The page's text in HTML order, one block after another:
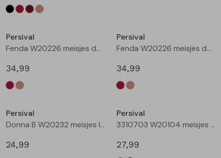
Persival
Fenda W20226 meisjes denim jack Wijnrood
34,99
Persival
Fenda W20226 meisjes denim jack Zand
34,99
Persival
Donna B W20232 meisjes lange broek Wijnrood
24,99
Persival
3310703 W20104 meisjes Jurk Cerise
27,99